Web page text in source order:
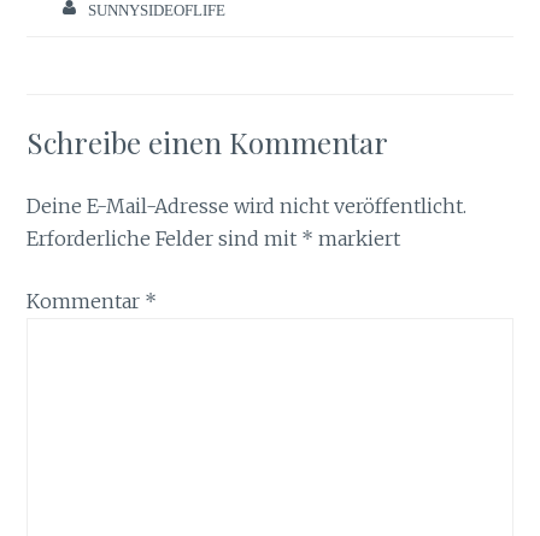
SUNNYSIDEOFLIFE
Schreibe einen Kommentar
Deine E-Mail-Adresse wird nicht veröffentlicht.
Erforderliche Felder sind mit * markiert
Kommentar *